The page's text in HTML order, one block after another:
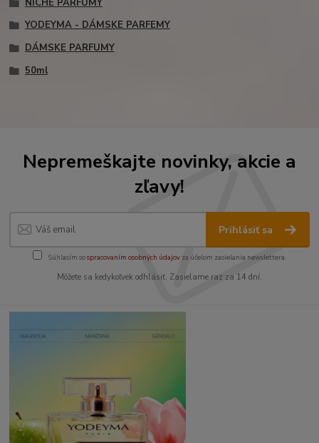
NICHE PARFUMY
YODEYMA - DÁMSKE PARFEMY
DÁMSKE PARFUMY
50ml
Nepremeškajte novinky, akcie a
zľavy!
Prihlásiť sa
Súhlasím sospracovaním osobných údajov za účelom zasielania newslettera.
Môžete sa kedykoľvek odhlásiť. Zasielame raz za 14 dní.